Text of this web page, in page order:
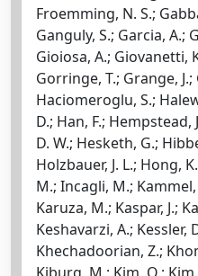
Froemming, N. S.;
Ganguly, S.; Garcia, A.;
Gioiosa, A.; Giovanetti,
Gorringe, T.; Grange, J.;
Haciomeroglu, S.;
D.; Han, F.;
D. W.; Hesketh, G.;
Holzbauer, J. L.; Hong,
M.; Incagli, M.;
Karuza, M.; Kaspar, J.;
Keshavarzi, A.; Kessler,
Khechadoorian, Z.;